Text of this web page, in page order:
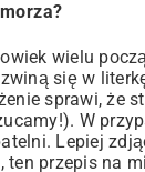
wielu
się w
sprawi, że
W
Lepiej
przepis na